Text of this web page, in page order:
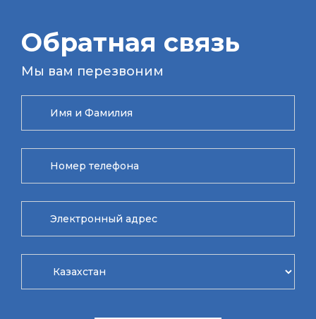
Обратная связь
Мы вам перезвоним